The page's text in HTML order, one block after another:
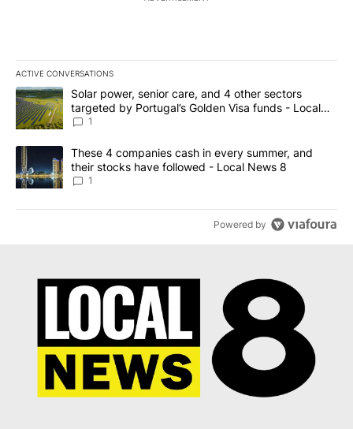
ACTIVE CONVERSATIONS
The following is a list of the most commented articles in the last
A trending article titled "Solar power, senior care, and 4 other
Solar power, senior care, and 4 other sectors
targeted by Portugal’s Golden Visa funds - Local
News 8
1
A trending article titled "These 4 companies cash in every
These 4 companies cash in every summer, and
their stocks have followed - Local News 8
1
Powered by